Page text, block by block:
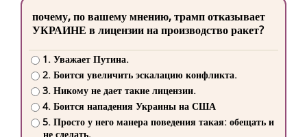
почему, по вашему мнению, трамп отказывает
УКРАИНЕ в лицензии на производство ракет?
1. Уважает Путина.
2. Боится увеличить эскалацию конфликта.
3. Никому не дает такие лицензии.
4. Боится нападения Украины на США
5. Просто у него манера поведения такая: обещать и
не сделать.